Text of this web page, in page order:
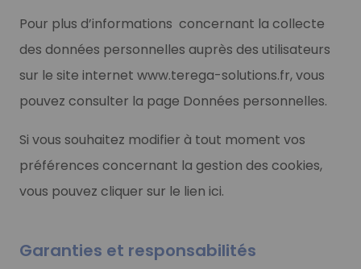
Pour plus d’informations concernant la collecte
des données personnelles auprès des utilisateurs
sur le site internet www.terega-solutions.fr, vous
pouvez consulter la page Données personnelles.
Si vous souhaitez modifier à tout moment vos
préférences concernant la gestion des cookies,
vous pouvez cliquer sur le lien ici.
Garanties et responsabilités